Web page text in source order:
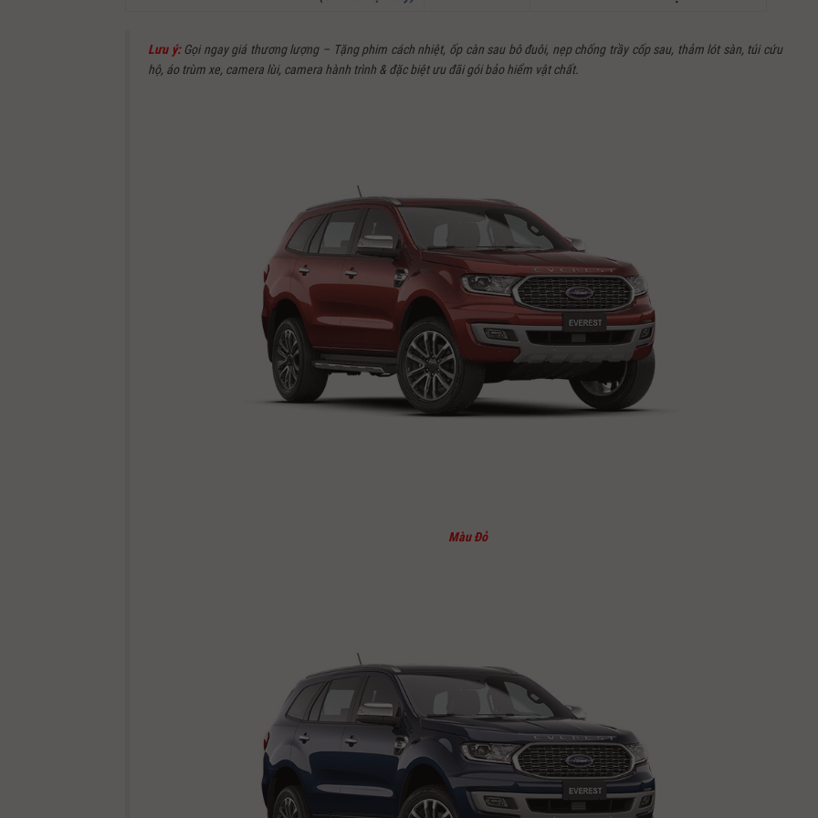
Lưu ý:Gọi ngay giá thương lượng – Tặng phim cách nhiệt, ốp càn sau bô đuôi, nẹp chống trầy cốp sau, thảm lót sàn, túi cứu
hộ, áo trùm xe, camera lùi, camera hành trình & đặc biệt ưu đãi gói bảo hiểm vật chất.
Màu Đỏ